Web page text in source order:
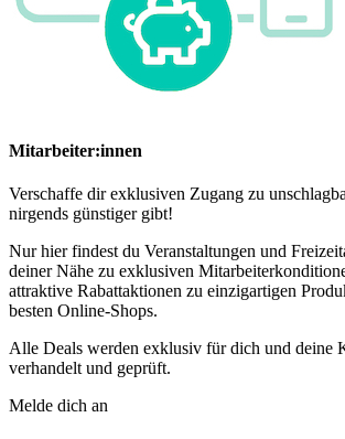
Mitarbeiter:innen
Verschaffe dir exklusiven Zugang zu
nirgends günstiger gibt!
Nur hier findest du Veranstaltungen und
deiner Nähe zu exklusiven
attraktive Rabattaktionen zu einzigartigen
besten Online-Shops.
Alle Deals werden exklusiv für dich und deine
verhandelt und geprüft.
Melde dich an